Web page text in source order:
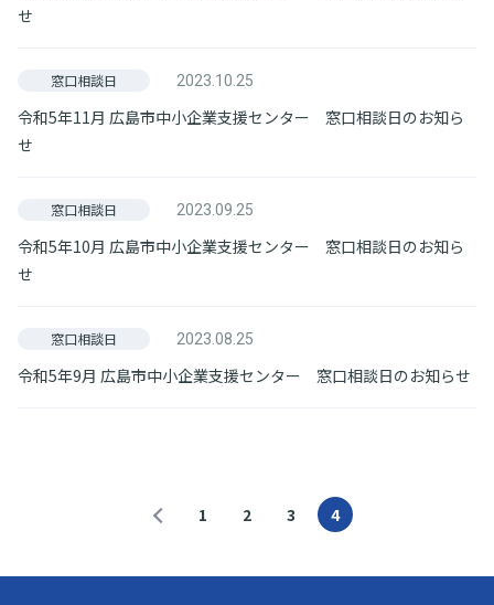
せ
窓口相談日 2023.10.25
令和5年11月 広島市中小企業支援センター 窓口相談日のお知ら
せ
窓口相談日 2023.09.25
令和5年10月 広島市中小企業支援センター 窓口相談日のお知ら
せ
窓口相談日 2023.08.25
令和5年9月 広島市中小企業支援センター 窓口相談日のお知らせ
1 2 3 4